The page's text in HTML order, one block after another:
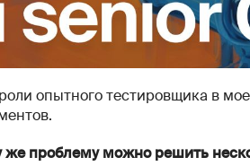
опытного тестировщика в
же проблему можно решить